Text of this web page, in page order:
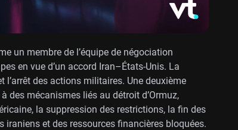
un membre de l’équipe de négociation
en vue d’un accord Iran–États-Unis. La
l’arrêt des actions militaires. Une deuxième
des mécanismes liés au détroit d’Ormuz,
la suppression des restrictions, la fin des
et des ressources financières bloquées.